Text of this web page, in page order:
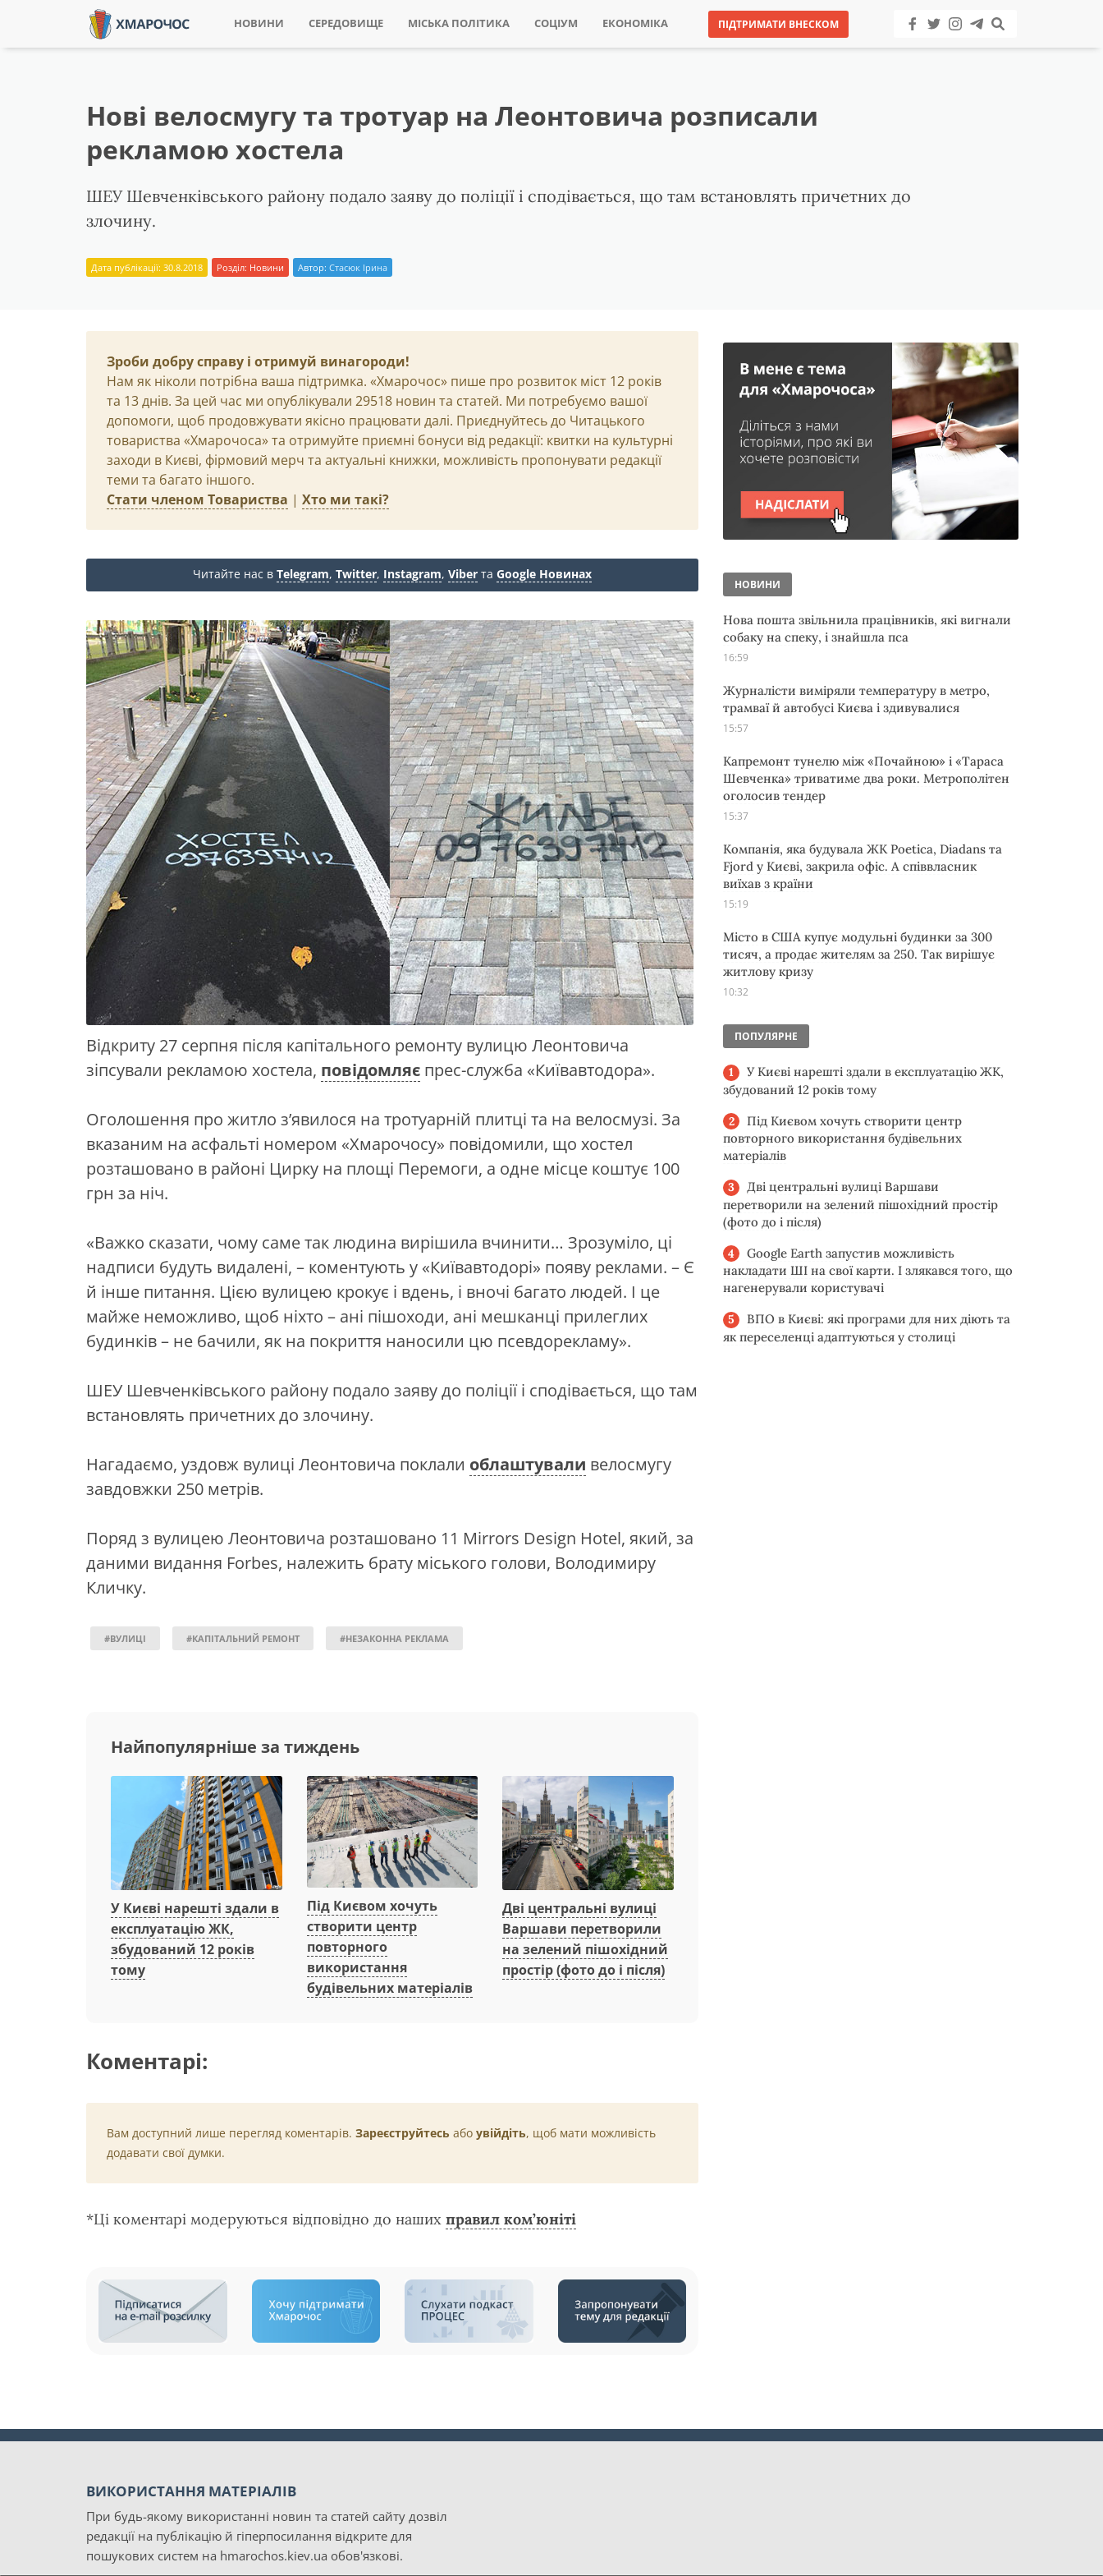
НОВИНИ СЕРЕДОВИЩЕ МІСЬКА ПОЛІТИКА СОЦІУМ ЕКОНОМІКА ПІДТРИМАТИ ВНЕСКОМ
Нові велосмугу та тротуар на Леонтовича розписали
рекламою хостела
ШЕУ Шевченківського району подало заяву до поліції і сподівається, що там встановлять причетних до
злочину.
Дата публікації: 30.8.2018 Розділ: Новини Автор: Стасюк Ірина
Зроби добру справу і отримуй винагороди!
Нам як ніколи потрібна ваша підтримка. «Хмарочос» пише про розвиток міст 12 років
та 13 днів. За цей час ми опублікували 29518 новин та статей. Ми потребуємо вашої
допомоги, щоб продовжувати якісно працювати далі. Приєднуйтесь до Читацького
товариства «Хмарочоса» та отримуйте приємні бонуси від редакції: квитки на культурні
заходи в Києві, фірмовий мерч та актуальні книжки, можливість пропонувати редакції
теми та багато іншого.
Стати членом Товариства | Хто ми такі?
Читайте нас в Telegram, Twitter, Instagram, Viber та Google Новинах
Відкриту 27 серпня після капітального ремонту вулицю Леонтовича
зіпсували рекламою хостела, повідомляє прес-служба «Київавтодора».
Оголошення про житло з’явилося на тротуарній плитці та на велосмузі. За
вказаним на асфальті номером «Хмарочосу» повідомили, що хостел
розташовано в районі Цирку на площі Перемоги, а одне місце коштує 100
грн за ніч.
«Важко сказати, чому саме так людина вирішила вчинити… Зрозуміло, ці
надписи будуть видалені, – коментують у «Київавтодорі» появу реклами. – Є
й інше питання. Цією вулицею крокує і вдень, і вночі багато людей. І це
майже неможливо, щоб ніхто – ані пішоходи, ані мешканці прилеглих
будинків – не бачили, як на покриття наносили цю псевдорекламу».
ШЕУ Шевченківського району подало заяву до поліції і сподівається, що там
встановлять причетних до злочину.
Нагадаємо, уздовж вулиці Леонтовича поклали облаштували велосмугу
завдовжки 250 метрів.
Поряд з вулицею Леонтовича розташовано 11 Mirrors Design Hotel, який, за
даними видання Forbes, належить брату міського голови, Володимиру
Кличку.
#ВУЛИЦІ #КАПІТАЛЬНИЙ РЕМОНТ #НЕЗАКОННА РЕКЛАМА
Найпопулярніше за тиждень
У Києві нарешті здали в
експлуатацію ЖК,
збудований 12 років
тому
Під Києвом хочуть
створити центр
повторного
використання
будівельних матеріалів
Дві центральні вулиці
Варшави перетворили
на зелений пішохідний
простір (фото до і після)
Коментарі:
Вам доступний лише перегляд коментарів. Зареєструйтесь або увійдіть, щоб мати можливість
додавати свої думки.
*Ці коментарі модеруються відповідно до наших правил ком’юніті
НОВИНИ
Нова пошта звільнила працівників, які вигнали
собаку на спеку, і знайшла пса
16:59
Журналісти виміряли температуру в метро,
трамваї й автобусі Києва і здивувалися
15:57
Капремонт тунелю між «Почайною» і «Тараса
Шевченка» триватиме два роки. Метрополітен
оголосив тендер
15:37
Компанія, яка будувала ЖК Poetica, Diadans та
Fjord у Києві, закрила офіс. А співвласник
виїхав з країни
15:19
Місто в США купує модульні будинки за 300
тисяч, а продає жителям за 250. Так вирішує
житлову кризу
10:32
ПОПУЛЯРНЕ
У Києві нарешті здали в експлуатацію ЖК,
збудований 12 років тому
Під Києвом хочуть створити центр
повторного використання будівельних
матеріалів
Дві центральні вулиці Варшави
перетворили на зелений пішохідний простір
(фото до і після)
Google Earth запустив можливість
накладати ШІ на свої карти. І злякався того, що
нагенерували користувачі
ВПО в Києві: які програми для них діють та
як переселенці адаптуються у столиці
ВИКОРИСТАННЯ МАТЕРІАЛІВ
При будь-якому використанні новин та статей сайту дозвіл
редакції на публікацію й гіперпосилання відкрите для
пошукових систем на hmarochos.kiev.ua обов'язкові.